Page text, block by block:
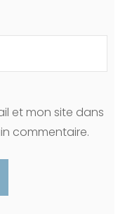
et mon site dans
commentaire.